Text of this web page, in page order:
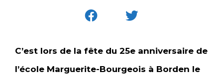
C’est lors de la fête du 25e anniversaire de
l’école Marguerite-Bourgeois à Borden le